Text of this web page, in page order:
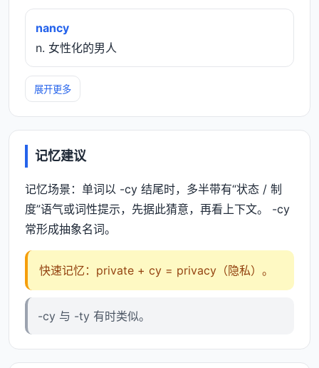
nancy
n. 女性化的男人
展开更多
记忆建议
记忆场景：单词以 -cy 结尾时，多半带有“状态 / 制
度”语气或词性提示，先据此猜意，再看上下文。 -cy
常形成抽象名词。
快速记忆：private + cy = privacy（隐私）。
-cy 与 -ty 有时类似。